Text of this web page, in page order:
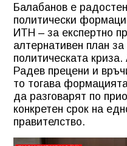
Балабанов е
политически
ИТН – за експертно
алтернативен план
политическата
Радев прецени и
то тогава
да разговарят по
конкретен срок на
правителство.